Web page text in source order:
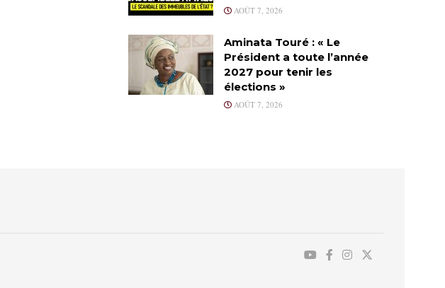
AOÛT 7, 2026
Aminata Touré : « Le
Président a toute l’année
2027 pour tenir les
élections »
AOÛT 7, 2026